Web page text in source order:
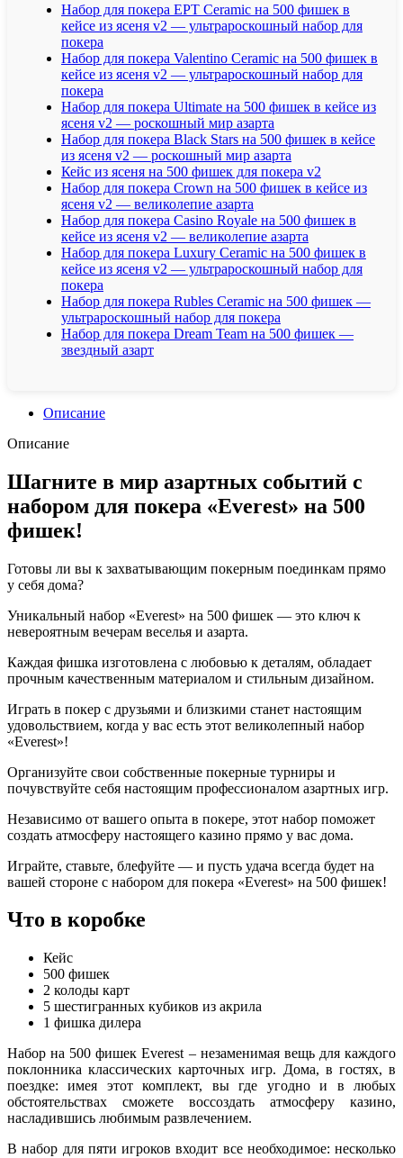
Набор для покера EPT Ceramic на 500 фишек в
кейсе из ясеня v2 — ультрароскошный набор для
покера
Набор для покера Valentino Ceramic на 500 фишек в
кейсе из ясеня v2 — ультрароскошный набор для
покера
Набор для покера Ultimate на 500 фишек в кейсе из
ясеня v2 — роскошный мир азарта
Набор для покера Black Stars на 500 фишек в кейсе
из ясеня v2 — роскошный мир азарта
Кейс из ясеня на 500 фишек для покера v2
Набор для покера Crown на 500 фишек в кейсе из
ясеня v2 — великолепие азарта
Набор для покера Casino Royale на 500 фишек в
кейсе из ясеня v2 — великолепие азарта
Набор для покера Luxury Ceramic на 500 фишек в
кейсе из ясеня v2 — ультрароскошный набор для
покера
Набор для покера Rubles Ceramic на 500 фишек —
ультрароскошный набор для покера
Набор для покера Dream Team на 500 фишек —
звездный азарт
Описание
Описание
Шагните в мир азартных событий с
набором для покера «Everest» на 500
фишек!
Готовы ли вы к захватывающим покерным поединкам прямо
у себя дома?
Уникальный набор «Everest» на 500 фишек — это ключ к
невероятным вечерам веселья и азарта.
Каждая фишка изготовлена с любовью к деталям, обладает
прочным качественным материалом и стильным дизайном.
Играть в покер с друзьями и близкими станет настоящим
удовольствием, когда у вас есть этот великолепный набор
«Everest»!
Организуйте свои собственные покерные турниры и
почувствуйте себя настоящим профессионалом азартных игр.
Независимо от вашего опыта в покере, этот набор поможет
создать атмосферу настоящего казино прямо у вас дома.
Играйте, ставьте, блефуйте — и пусть удача всегда будет на
вашей стороне с набором для покера «Everest» на 500 фишек!
Что в коробке
Кейс
500 фишек
2 колоды карт
5 шестигранных кубиков из акрила
1 фишка дилера
Набор на 500 фишек Everest – незаменимая вещь для каждого
поклонника классических карточных игр. Дома, в гостях, в
поездке: имея этот комплект, вы где угодно и в любых
обстоятельствах сможете воссоздать атмосферу казино,
насладившись любимым развлечением.
В набор для пяти игроков входит все необходимое: несколько